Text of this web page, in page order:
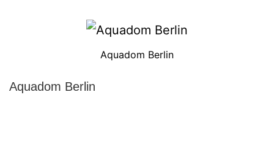
Aquadom Berlin
Aquadom Berlin